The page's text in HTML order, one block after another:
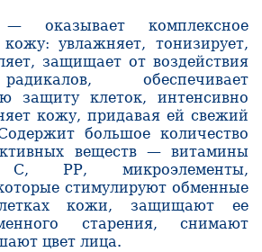
оказывает комплексное
увлажняет, тонизирует,
защищает от воздействия
обеспечивает
защиту клеток, интенсивно
кожу, придавая ей свежий
большое количество
веществ — витамины
РР, микроэлементы,
стимулируют обменные
кожи, защищают ее
старения, снимают
цвет лица.